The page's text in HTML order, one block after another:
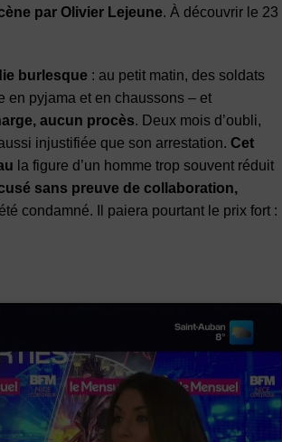
par Olivier Lejeune. À découvrir le 23
burlesque : au petit matin, des soldats
en pyjama et en chaussons – et
aucun procès. Deux mois d’oubli,
injustifiée que son arrestation. Cet
la figure d’un homme trop souvent réduit
sans preuve de collaboration,
condamné. Il paiera pourtant le prix fort :